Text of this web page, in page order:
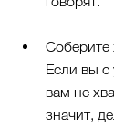
Если вы с
вам не
значит,